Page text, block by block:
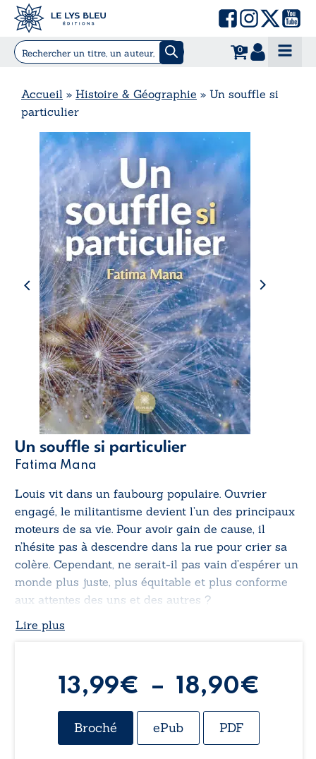
0
Accueil » Histoire & Géographie » Un souffle si
particulier
Un souffle si particulier
Fatima Mana
Louis vit dans un faubourg populaire. Ouvrier
engagé, le militantisme devient l’un des principaux
moteurs de sa vie. Pour avoir gain de cause, il
n’hésite pas à descendre dans la rue pour crier sa
colère. Cependant, ne serait-il pas vain d’espérer un
monde plus juste, plus équitable et plus conforme
aux attentes des uns et des autres ?
Lire plus
13,99€ – 18,90€
de
Broché ePub PDF